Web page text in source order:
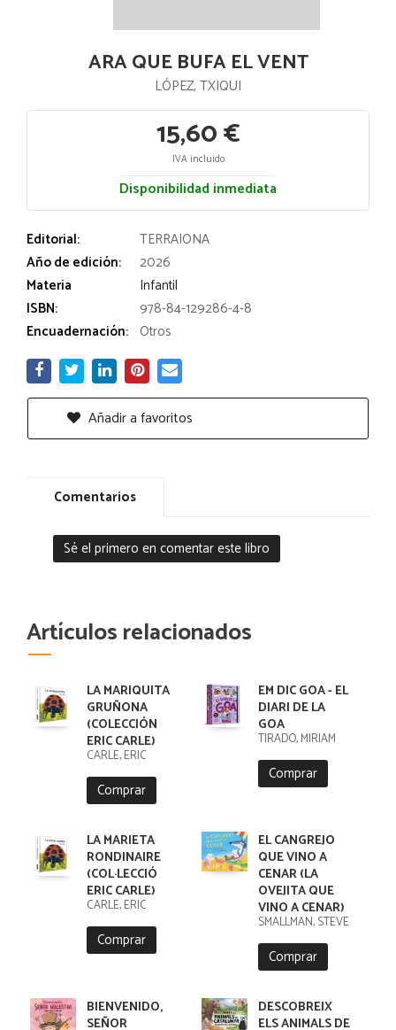
ARA QUE BUFA EL VENT
LÓPEZ, TXIQUI
15,60 €
IVA incluido
Disponibilidad inmediata
Editorial:
TERRAIONA
Año de edición:
2026
Materia
Infantil
ISBN:
978-84-129286-4-8
Encuadernación: Otros
Añadir a favoritos
Comentarios
Sé el primero en comentar este libro
Artículos relacionados
LA MARIQUITA
GRUÑONA
(COLECCIÓN
ERIC CARLE)
CARLE, ERIC
Comprar
EM DIC GOA - EL
DIARI DE LA
GOA
TIRADO, MIRIAM
Comprar
LA MARIETA
RONDINAIRE
(COL·LECCIÓ
ERIC CARLE)
CARLE, ERIC
Comprar
EL CANGREJO
QUE VINO A
CENAR (LA
OVEJITA QUE
VINO A CENAR)
SMALLMAN, STEVE
Comprar
BIENVENIDO,
SEÑOR
DESCOBREIX
ELS ANIMALS DE